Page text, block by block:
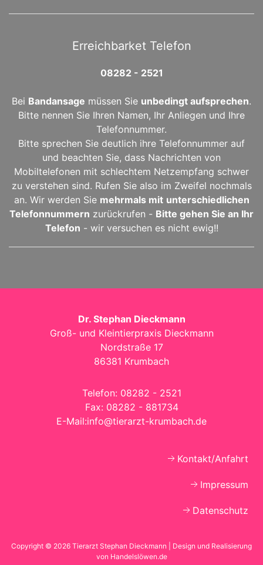
Erreichbarket Telefon
08282 - 2521
Bei Bandansage müssen Sie unbedingt aufsprechen.
Bitte nennen Sie Ihren Namen, Ihr Anliegen und Ihre
Telefonnummer.
Bitte sprechen Sie deutlich ihre Telefonnummer auf
und beachten Sie, dass Nachrichten von
Mobiltelefonen mit schlechtem Netzempfang schwer
zu verstehen sind. Rufen Sie also im Zweifel nochmals
an. Wir werden Sie mehrmals mit unterschiedlichen
Telefonnummern zurückrufen - Bitte gehen Sie an Ihr
Telefon - wir versuchen es nicht ewig!!
Dr. Stephan Dieckmann
Groß- und Kleintierpraxis Dieckmann
Nordstraße 17
86381 Krumbach
Telefon: 08282 - 2521
Fax: 08282 - 881734
E-Mail:info@tierarzt-krumbach.de
Kontakt/Anfahrt
Impressum
Datenschutz
Copyright © 2026 Tierarzt Stephan Dieckmann | Design und Realisierung
von Handelslöwen.de